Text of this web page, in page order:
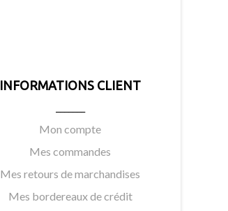
INFORMATIONS CLIENT
Mon compte
Mes commandes
Mes retours de marchandises
Mes bordereaux de crédit